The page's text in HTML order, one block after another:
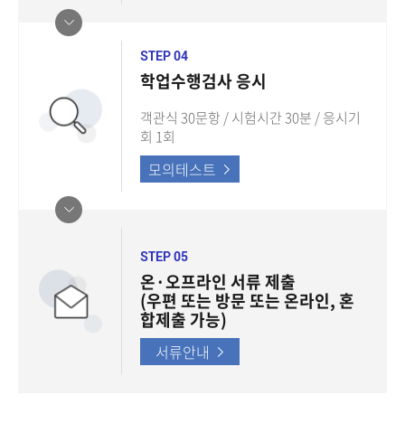
STEP 04
학업수행검사 응시
객관식 30문항 / 시험시간 30분 / 응시기
회 1회
모의테스트
STEP 05
온·오프라인 서류 제출
(우편 또는 방문 또는 온라인, 혼
합제출 가능)
서류안내